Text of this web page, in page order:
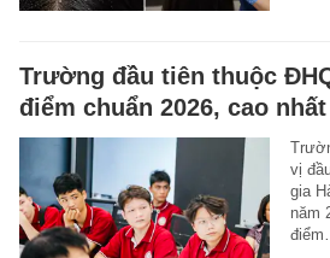
Trường đầu tiên thuộc
điểm chuẩn 2026, cao
vị
gia
năm